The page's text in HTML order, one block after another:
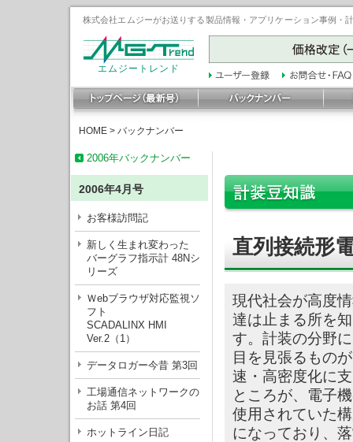
株式会社エムジーがお送りする製品情報・アプリケーション事例
エムジートレンド
HOME > バックナンバー
2006年バックナンバー
2006年4月号
お客様訪問記
新しく生まれ変わった
バーグラフ指示計 48Nシ
リーズ
Ｗebブラウザ対応監視ソ
フト
SCADALINX HMI
Ver.2（1）
データロガー今昔 第3回
工場通信ネットワークの
お話 第4回
ホットライン日記
直列接続形
現代社会が高度
達は止まる所を
す。計装の分野
目を見張るもの
速・高密度化に
ところが、電子
使用されていた
になっており、